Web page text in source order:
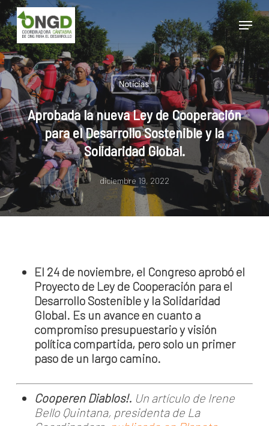
Skip
to
main
content
Menu
Noticias
Aprobada la nueva Ley de Cooperación
para el Desarrollo Sostenible y la
Solidaridad Global.
diciembre 19, 2022
El 24 de noviembre, el Congreso aprobó el
Proyecto de Ley de Cooperación para el
Desarrollo Sostenible y la Solidaridad
Global. Es un avance en cuanto a
compromiso presupuestario y visión
política compartida, pero solo un primer
paso de un largo camino.
Cooperen Diablos!. Un artículo de Irene
Bello Quintana, presidenta de La
Close
Menu